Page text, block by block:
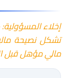
إخلاء
تشكل نصيحة
مالي مؤهل قبل